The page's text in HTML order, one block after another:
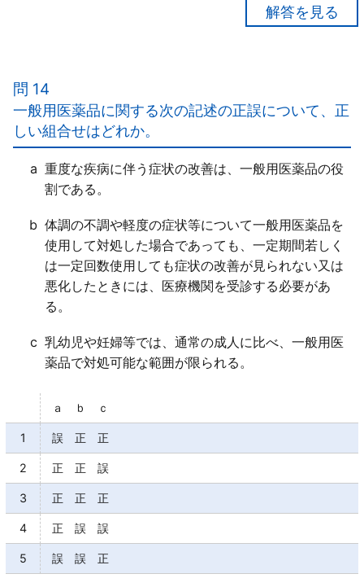
ｃ○
ｄ○
問 14
一般用医薬品に関する次の記述の正誤について、正
しい組合せはどれか。
a 重度な疾病に伴う症状の改善は、一般用医薬品の役
割である。
b 体調の不調や軽度の症状等について一般用医薬品を
使用して対処した場合であっても、一定期間若しく
は一定回数使用しても症状の改善が見られない又は
悪化したときには、医療機関を受診する必要があ
る。
c 乳幼児や妊婦等では、通常の成人に比べ、一般用医
薬品で対処可能な範囲が限られる。
ａ ｂ ｃ
1 誤 正 正
2 正 正 誤
3 正 正 正
4 正 誤 誤
5 誤 誤 正